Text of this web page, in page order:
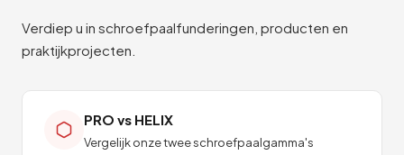
Verdiep u in schroefpaalfunderingen, producten en
praktijkprojecten.
PRO vs HELIX
Vergelijk onze twee schroefpaalgamma's